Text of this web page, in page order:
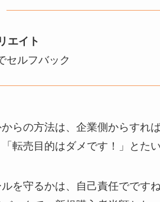
エイト
セルフバック
らの方法は、企業側からすれ
転売目的はダメです！」とた
を守るかは、自己責任でですね